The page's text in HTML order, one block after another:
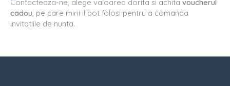
Contacteaza-ne, alege valoarea dorita si achita voucherul
cadou, pe care mirii il pot folosi pentru a comanda
invitatiile de nunta.